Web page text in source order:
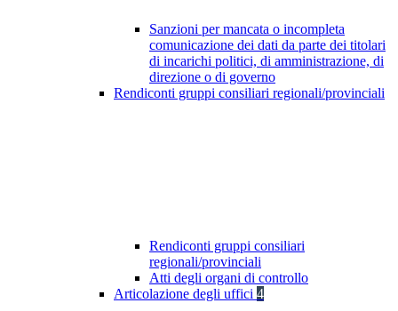
Sanzioni per mancata o incompleta
comunicazione dei dati da parte dei titolari
di incarichi politici, di amministrazione, di
direzione o di governo
Rendiconti gruppi consiliari regionali/provinciali
Rendiconti gruppi consiliari
regionali/provinciali
Atti degli organi di controllo
Articolazione degli uffici 4